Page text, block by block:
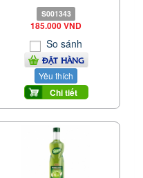
S001343
185.000 VND
So sánh
ĐẶT HÀNG
Yêu thích
Chi tiết